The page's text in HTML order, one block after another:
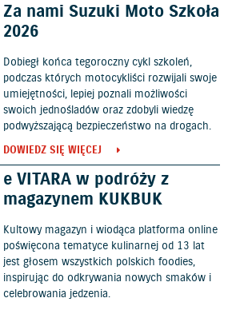
Za nami Suzuki Moto Szkoła
2026
Dobiegł końca tegoroczny cykl szkoleń,
podczas których motocykliści rozwijali swoje
umiejętności, lepiej poznali możliwości
swoich jednośladów oraz zdobyli wiedzę
podwyższającą bezpieczeństwo na drogach.
DOWIEDZ SIĘ WIĘCEJ
e VITARA w podróży z
magazynem KUKBUK
Kultowy magazyn i wiodąca platforma online
poświęcona tematyce kulinarnej od 13 lat
jest głosem wszystkich polskich foodies,
inspirując do odkrywania nowych smaków i
celebrowania jedzenia.